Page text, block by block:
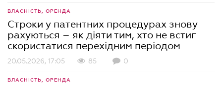
ВЛАСНІСТЬ, ОРЕНДА
Строки у патентних процедурах знову
рахуються – як діяти тим, хто не встиг
скористатися перехідним періодом
20.05.2026, 17:05 85 0
ВЛАСНІСТЬ, ОРЕНДА